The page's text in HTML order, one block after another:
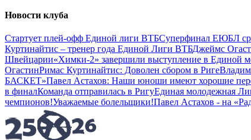
Новости клуба
Стартует плей-офф Единой лиги ВТБСуперфинал ЕЮБЛ
Куртинайтис – тренер года Единой Лиги ВТБДжеймс
Швейцарии«Химки-2» завершили выступление в Единой
ОгастинРимас Куртинайтис: Доволен сбором в Риге
БАСКЕТ»Павел Астахов: Наши юноши имеют хорошие
в финалКоманда отправилась в РигуЕдиная молодежная
чемпионов!Уважаемые болельщики!Павел Астахов - на